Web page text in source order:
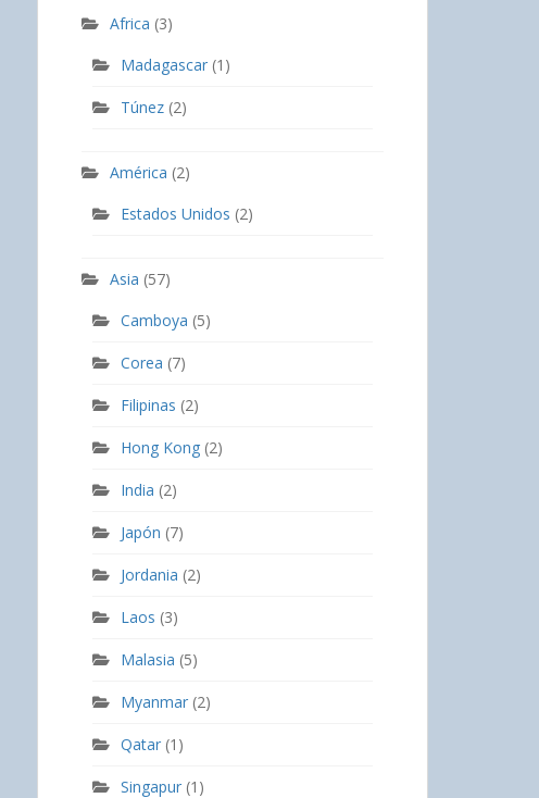
Africa (3)
Madagascar (1)
Túnez (2)
América (2)
Estados Unidos (2)
Asia (57)
Camboya (5)
Corea (7)
Filipinas (2)
Hong Kong (2)
India (2)
Japón (7)
Jordania (2)
Laos (3)
Malasia (5)
Myanmar (2)
Qatar (1)
Singapur (1)